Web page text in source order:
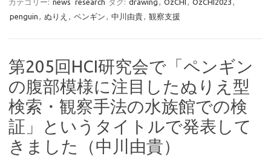
カテゴリー: news research タグ: drawing , OzCHI , OzCHI2023 ,
penguin , ぬりえ , ペンギン , 中川由貴, 観察支援
第205回HCI研究会で「ペンギン
の腹部模様に注目したぬりえ型
検索・観察手法の水族館での検
証」というタイトルで発表して
きました（中川由貴）